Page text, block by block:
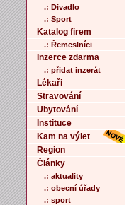
.: Divadlo
.: Sport
Katalog firem
.: Řemeslníci
Inzerce zdarma
.: přidat inzerát
Lékaři
Stravování
Ubytování
Instituce
Kam na výlet
Region
Články
.: aktuality
.: obecní úřady
.: sport